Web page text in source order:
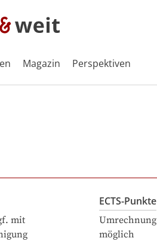
Magazin Perspektiven
mit
ECTS-Punkte
möglich